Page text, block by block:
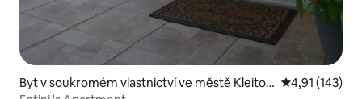
Byt v soukromém vlastnictví ve městě Kleitori Průměrné
4,91 (143)